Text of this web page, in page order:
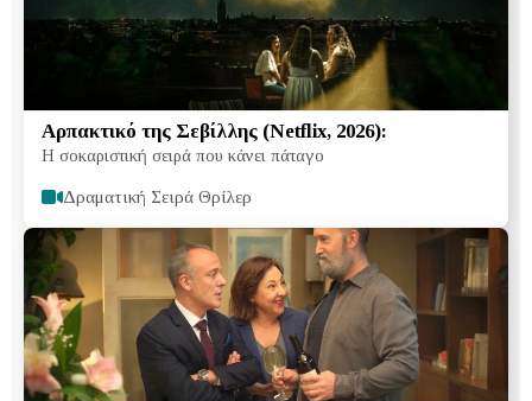
Αρπακτικό της Σεβίλλης (Netflix, 2026):
Η σοκαριστική σειρά που κάνει πάταγο
Δραματική Σειρά Θρίλερ